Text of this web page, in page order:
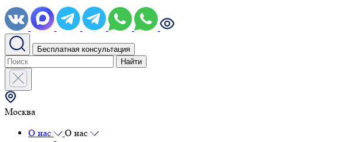
Бесплатная консультация
Найти
Москва
О нас
О нас